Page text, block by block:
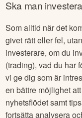
Ska man
Som alltid när det
givet rätt eller fel,
investerare, om du
(trading), vad du har
vi ge dig som är
en bättre möjlighet
nyhetsflödet samt
fortsätta analysera